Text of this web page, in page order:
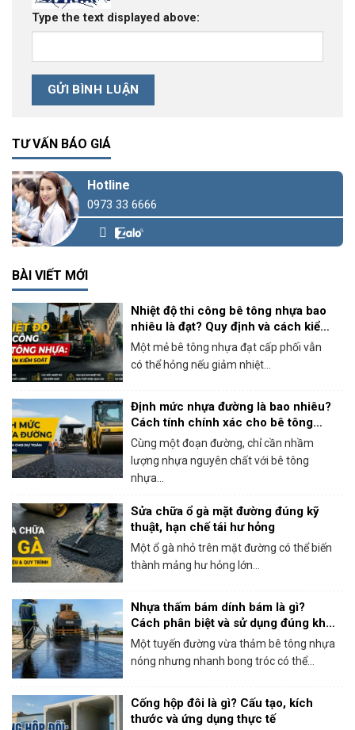
Type the text displayed above:
TƯ VẤN BÁO GIÁ
Hotline
0973 33 6666
BÀI VIẾT MỚI
Nhiệt độ thi công bê tông nhựa bao
nhiêu là đạt? Quy định và cách kiểm
soát thực tế
Một mẻ bê tông nhựa đạt cấp phối vẫn
có thể hỏng nếu giảm nhiệt...
Định mức nhựa đường là bao nhiêu?
Cách tính chính xác cho bê tông
nhựa nóng
Cùng một đoạn đường, chỉ cần nhầm
lượng nhựa nguyên chất với bê tông
nhựa...
Sửa chữa ổ gà mặt đường đúng kỹ
thuật, hạn chế tái hư hỏng
Một ổ gà nhỏ trên mặt đường có thể biến
thành mảng hư hỏng lớn...
Nhựa thấm bám dính bám là gì?
Cách phân biệt và sử dụng đúng khi
thi công bê tông nhựa
Một tuyến đường vừa thảm bê tông nhựa
nóng nhưng nhanh bong tróc có thể...
Cống hộp đôi là gì? Cấu tạo, kích
thước và ứng dụng thực tế